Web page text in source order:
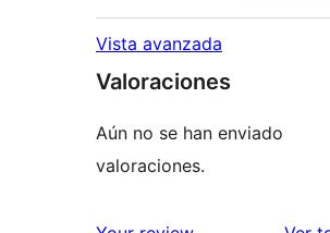
Vista avanzada
Valoraciones
Aún no se han enviado
valoraciones.